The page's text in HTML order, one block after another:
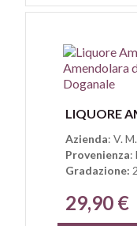
Azienda: V.
Provenienza:
Gradazione:
29,90 €